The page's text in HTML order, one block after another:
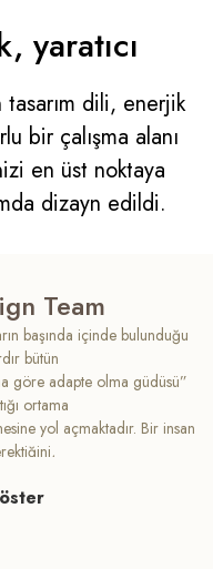
yaratıcı
dili, enerjik
bir çalışma alanı
en üst noktaya
dizayn edildi.
Team
başında içinde bulunduğu
bütün
göre adapte olma güdüsü”
ortama
yol açmaktadır. Bir insan
göre